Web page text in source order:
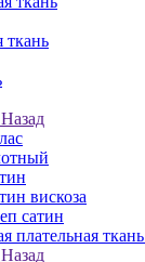
ткань
Назад
вискоза
сатин
плательная ткань
Назад